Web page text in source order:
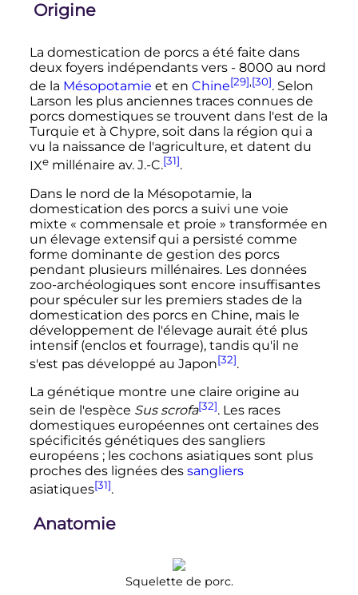
Origine
La domestication de porcs a été faite dans
deux foyers indépendants vers - 8000 au nord
de la Mésopotamie et en Chine[29],[30]. Selon
Larson les plus anciennes traces connues de
porcs domestiques se trouvent dans l'est de la
Turquie et à Chypre, soit dans la région qui a
vu la naissance de l'agriculture, et datent du
IXe millénaire av. J.-C.[31].
Dans le nord de la Mésopotamie, la
domestication des porcs a suivi une voie
mixte « commensale et proie » transformée en
un élevage extensif qui a persisté comme
forme dominante de gestion des porcs
pendant plusieurs millénaires. Les données
zoo-archéologiques sont encore insuffisantes
pour spéculer sur les premiers stades de la
domestication des porcs en Chine, mais le
développement de l'élevage aurait été plus
intensif (enclos et fourrage), tandis qu'il ne
s'est pas développé au Japon[32].
La génétique montre une claire origine au
sein de l'espèce Sus scrofa[32]. Les races
domestiques européennes ont certaines des
spécificités génétiques des sangliers
européens ; les cochons asiatiques sont plus
proches des lignées des sangliers
asiatiques[31].
Anatomie
Squelette de porc.